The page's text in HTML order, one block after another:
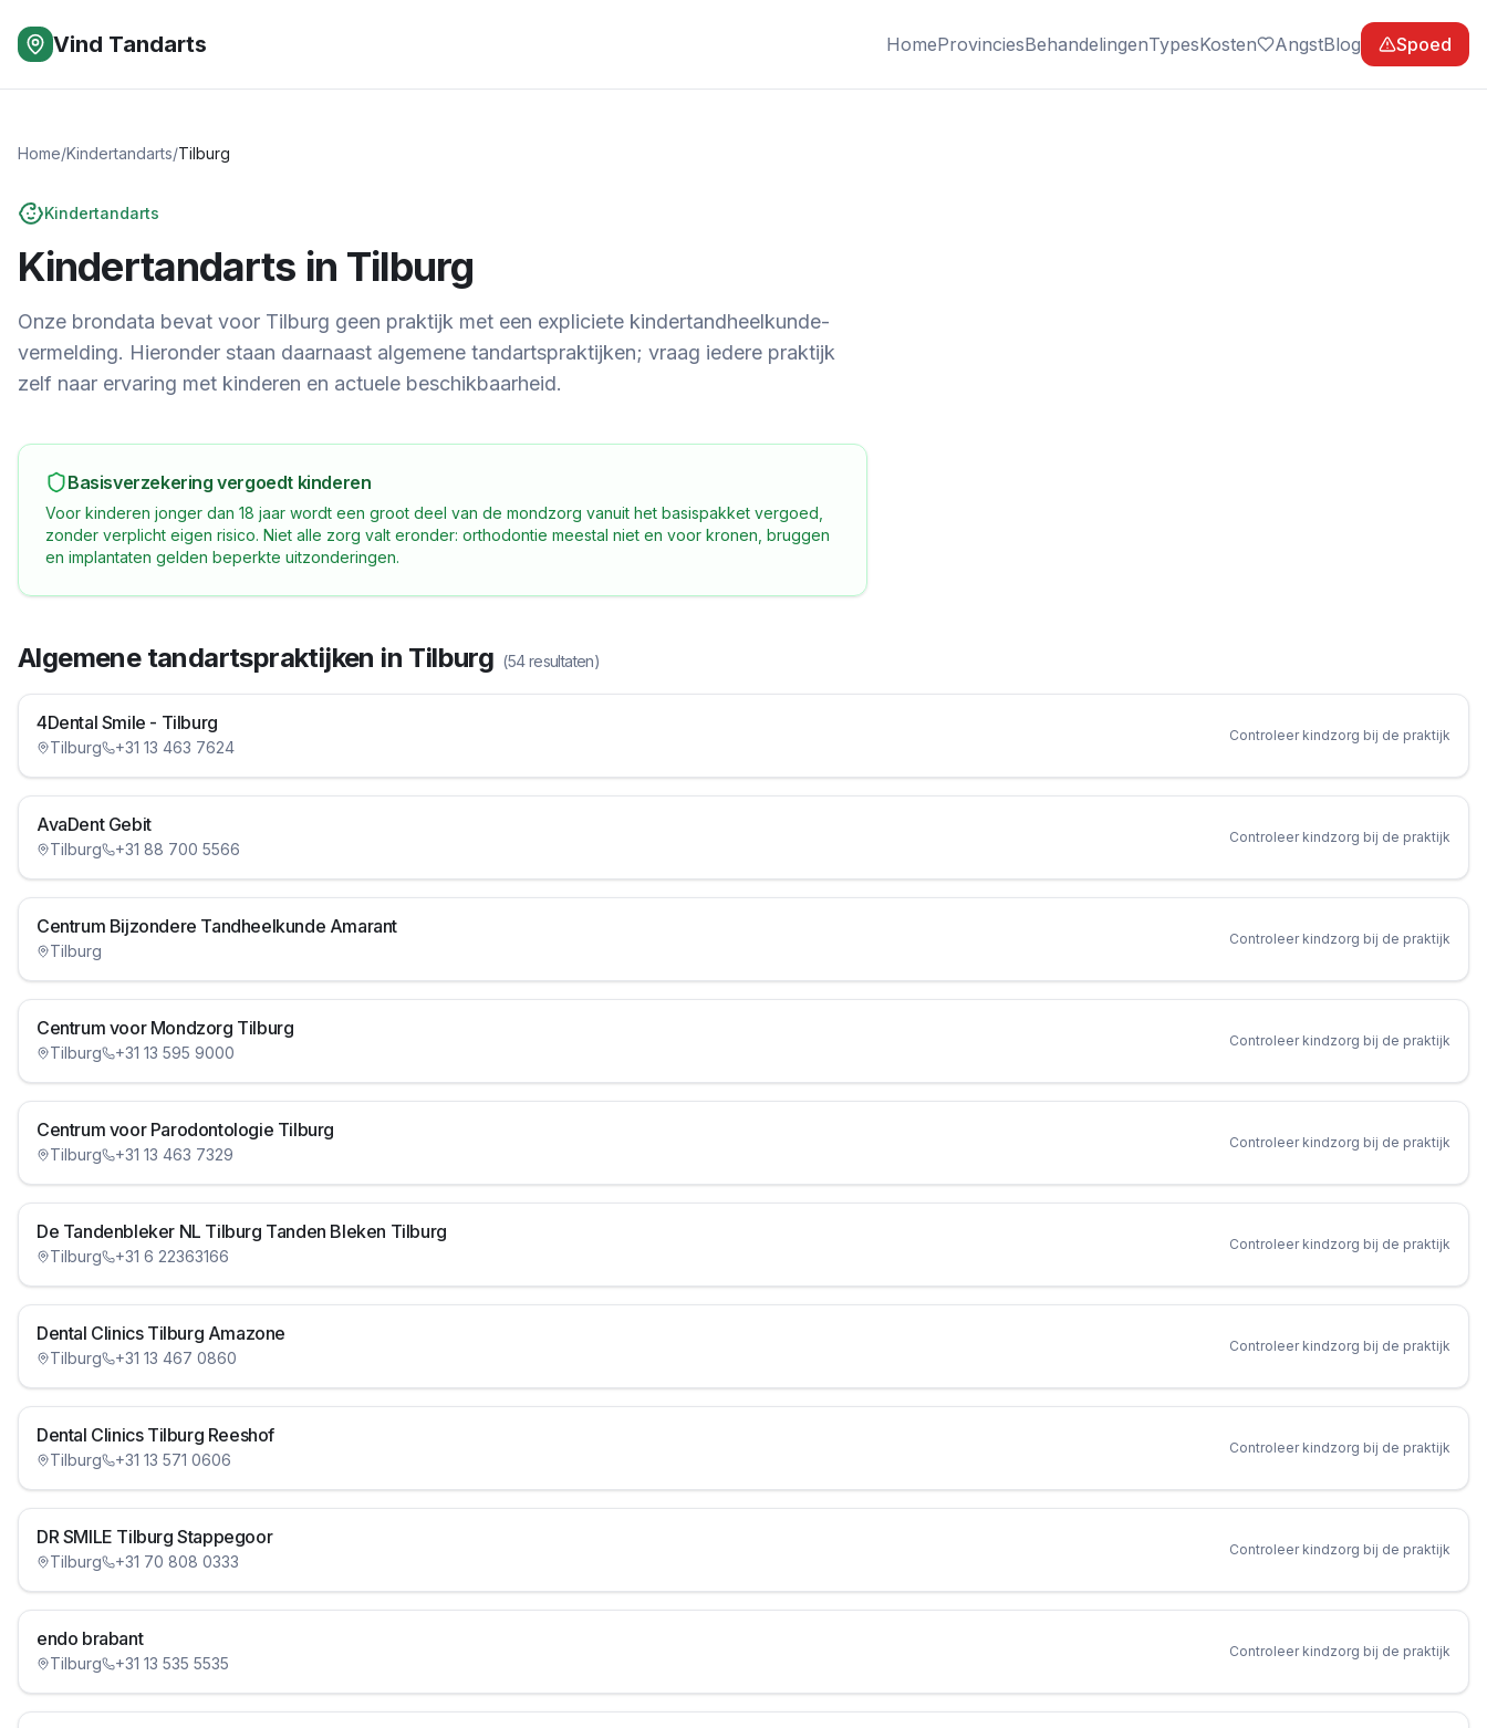
Vind Tandarts HomeProvinciesBehandelingenTypesKosten AngstBlog Spoed
Home/Kindertandarts/Tilburg
Kindertandarts
Kindertandarts in Tilburg
Onze brondata bevat voor Tilburg geen praktijk met een expliciete kindertandheelkunde-
vermelding. Hieronder staan daarnaast algemene tandartspraktijken; vraag iedere praktijk
zelf naar ervaring met kinderen en actuele beschikbaarheid.
Basisverzekering vergoedt kinderen
Voor kinderen jonger dan 18 jaar wordt een groot deel van de mondzorg vanuit het basispakket vergoed,
zonder verplicht eigen risico. Niet alle zorg valt eronder: orthodontie meestal niet en voor kronen, bruggen
en implantaten gelden beperkte uitzonderingen.
Algemene tandartspraktijken in Tilburg (54resultaten)
4Dental Smile - Tilburg
Tilburg +31 13 463 7624
Controleer kindzorg bij de praktijk
AvaDent Gebit
Tilburg +31 88 700 5566
Controleer kindzorg bij de praktijk
Centrum Bijzondere Tandheelkunde Amarant
Tilburg
Controleer kindzorg bij de praktijk
Centrum voor Mondzorg Tilburg
Tilburg +31 13 595 9000
Controleer kindzorg bij de praktijk
Centrum voor Parodontologie Tilburg
Tilburg +31 13 463 7329
Controleer kindzorg bij de praktijk
De Tandenbleker NL Tilburg Tanden Bleken Tilburg
Tilburg +31 6 22363166
Controleer kindzorg bij de praktijk
Dental Clinics Tilburg Amazone
Tilburg +31 13 467 0860
Controleer kindzorg bij de praktijk
Dental Clinics Tilburg Reeshof
Tilburg +31 13 571 0606
Controleer kindzorg bij de praktijk
DR SMILE Tilburg Stappegoor
Tilburg +31 70 808 0333
Controleer kindzorg bij de praktijk
endo brabant
Tilburg +31 13 535 5535
Controleer kindzorg bij de praktijk